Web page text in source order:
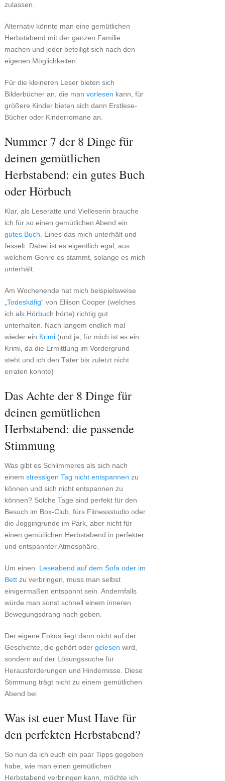
zulassen.
Alternativ könnte man eine gemütlichen
Herbstabend mit der ganzen Familie
machen und jeder beteiligt sich nach den
eigenen Möglichkeiten.
Für die kleineren Leser bieten sich
Bilderbücher an, die man vorlesen kann, für
größere Kinder bieten sich dann Erstlese-
Bücher oder Kinderromane an.
Nummer 7 der 8 Dinge für
deinen gemütlichen
Herbstabend: ein gutes Buch
oder Hörbuch
Klar, als Leseratte und Vielleserin brauche
ich für so einen gemütlichen Abend ein
gutes Buch . Eines das mich unterhält und
fesselt. Dabei ist es eigentlich egal, aus
welchem Genre es stammt, solange es mich
unterhält.
Am Wochenende hat mich beispielsweise
Todeskäfig“ von Ellison Cooper (welches
ich als Hörbuch hörte) richtig gut
unterhalten. Nach langem endlich mal
wieder ein Krimi(und ja, für mich ist es ein
Krimi, da die Ermittlung im Vordergrund
steht und ich den Täter bis zuletzt nicht
erraten konnte)
Das Achte der 8 Dinge für
deinen gemütlichen
Herbstabend: die passende
Stimmung
Was gibt es Schlimmeres als sich nach
einem stressigen Tag nicht entspannen zu
können und sich nicht entspannen zu
können? Solche Tage sind perfekt für den
Besuch im Box-Club, fürs Fitnessstudio oder
die Joggingrunde im Park, aber nicht für
einen gemütlichen Herbstabend in perfekter
und entspannter Atmosphäre.
Um einen Leseabend auf dem Sofa oder im
Bettzu verbringen, muss man selbst
einigermaßen entspannt sein. Andernfalls
würde man sonst schnell einem inneren
Bewegungsdrang nach geben.
Der eigene Fokus liegt dann nicht auf der
Geschichte, die gehört oder gelesen wird,
sondern auf der Lösungssuche für
Herausforderungen und Hindernisse. Diese
Stimmung trägt nicht zu einem gemütlichen
Abend bei
Was ist euer Must Have für
den perfekten Herbstabend?
So nun da ich euch ein paar Tipps gegeben
habe, wie man einen gemütlichen
Herbstabend verbringen kann, möchte ich